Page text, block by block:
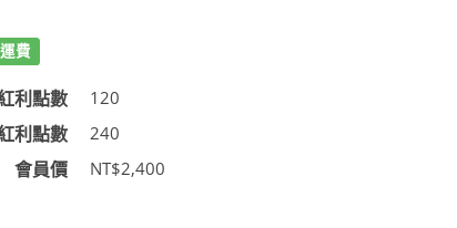
費
利點數 120
利點數 240
會員價 NT$2,400